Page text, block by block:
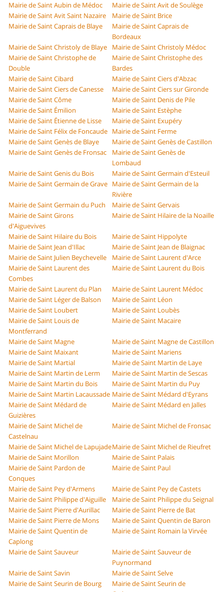
Mairie de Saint Aubin de Médoc
Mairie de Saint Avit de Soulège
Mairie de Saint Avit Saint Nazaire
Mairie de Saint Brice
Mairie de Saint Caprais de Blaye
Mairie de Saint Caprais de
Bordeaux
Mairie de Saint Christoly de Blaye
Mairie de Saint Christoly Médoc
Mairie de Saint Christophe de
Double
Mairie de Saint Christophe des
Bardes
Mairie de Saint Cibard
Mairie de Saint Ciers d'Abzac
Mairie de Saint Ciers de Canesse
Mairie de Saint Ciers sur Gironde
Mairie de Saint Côme
Mairie de Saint Denis de Pile
Mairie de Saint Émilion
Mairie de Saint Estèphe
Mairie de Saint Étienne de Lisse
Mairie de Saint Exupéry
Mairie de Saint Félix de Foncaude Mairie de Saint Ferme
Mairie de Saint Genès de Blaye
Mairie de Saint Genès de Castillon
Mairie de Saint Genès de Fronsac
Mairie de Saint Genès de
Lombaud
Mairie de Saint Genis du Bois
Mairie de Saint Germain d'Esteuil
Mairie de Saint Germain de Grave Mairie de Saint Germain de la
Rivière
Mairie de Saint Germain du Puch
Mairie de Saint Gervais
Mairie de Saint Girons
d'Aiguevives
Mairie de Saint Hilaire de la Noaille
Mairie de Saint Hilaire du Bois
Mairie de Saint Hippolyte
Mairie de Saint Jean d'Illac
Mairie de Saint Jean de Blaignac
Mairie de Saint Julien Beychevelle
Mairie de Saint Laurent d'Arce
Mairie de Saint Laurent des
Combes
Mairie de Saint Laurent du Bois
Mairie de Saint Laurent du Plan
Mairie de Saint Laurent Médoc
Mairie de Saint Léger de Balson
Mairie de Saint Léon
Mairie de Saint Loubert
Mairie de Saint Loubès
Mairie de Saint Louis de
Montferrand
Mairie de Saint Macaire
Mairie de Saint Magne
Mairie de Saint Magne de Castillon
Mairie de Saint Maixant
Mairie de Saint Mariens
Mairie de Saint Martial
Mairie de Saint Martin de Laye
Mairie de Saint Martin de Lerm
Mairie de Saint Martin de Sescas
Mairie de Saint Martin du Bois
Mairie de Saint Martin du Puy
Mairie de Saint Martin Lacaussade Mairie de Saint Médard d'Eyrans
Mairie de Saint Médard de
Guizières
Mairie de Saint Médard en Jalles
Mairie de Saint Michel de
Castelnau
Mairie de Saint Michel de Fronsac
Mairie de Saint Michel de LapujadeMairie de Saint Michel de Rieufret
Mairie de Saint Morillon
Mairie de Saint Palais
Mairie de Saint Pardon de
Conques
Mairie de Saint Paul
Mairie de Saint Pey d'Armens
Mairie de Saint Pey de Castets
Mairie de Saint Philippe d'Aiguille
Mairie de Saint Philippe du Seignal
Mairie de Saint Pierre d'Aurillac
Mairie de Saint Pierre de Bat
Mairie de Saint Pierre de Mons
Mairie de Saint Quentin de Baron
Mairie de Saint Quentin de
Caplong
Mairie de Saint Romain la Virvée
Mairie de Saint Sauveur
Mairie de Saint Sauveur de
Puynormand
Mairie de Saint Savin
Mairie de Saint Selve
Mairie de Saint Seurin de Bourg
Mairie de Saint Seurin de